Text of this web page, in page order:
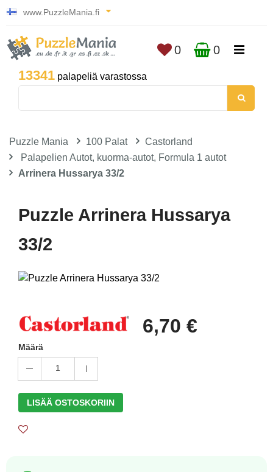
www.PuzzleMania.fi
13341 palapeliä varastossa
0 0
Puzzle Mania 100 Palat
Castorland
Palapelien Autot, kuorma-autot, Formula 1 autot
Arrinera Hussarya 33/2
Puzzle Arrinera Hussarya
33/2
6,70 €
Määrä
1
LISÄÄ OSTOSKORIIN